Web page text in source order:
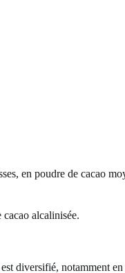
en poudre de cacao
alcalinisée.
diversifié, notamment